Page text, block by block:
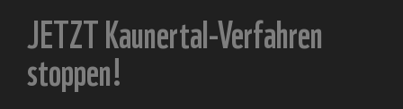
JETZT Kaunertal-Verfahren
stoppen!